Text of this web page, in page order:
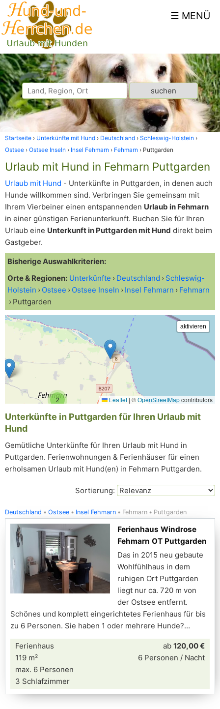
Startseite Unterkünfte mit Hund Deutschland
Schleswig-Holstein
Ostsee
Ostsee Inseln Insel Fehmarn Fehmarn Puttgarden
Urlaub mit Hund in Fehmarn Puttgarden
Urlaub mit Hund - Unterkünfte in Puttgarden, in denen auch
Hunde willkommen sind. Verbringen Sie gemeinsam mit
Ihrem Vierbeiner einen entspannenden Urlaub in Fehmarn
in einer günstigen Ferienunterkunft. Buchen Sie für Ihren
Urlaub eine Unterkunft in Puttgarden mit Hund direkt beim
Gastgeber.
Bisherige Auswahlkriterien:
Orte & Regionen: Unterkünfte Deutschland
Schleswig-
Holstein
Ostsee Ostsee Inseln Insel Fehmarn
Fehmarn
Puttgarden
2 Leaflet | ©OpenStreetMapcontributors
Unterkünfte in Puttgarden für Ihren Urlaub mit
Hund
Gemütliche Unterkünfte für Ihren Urlaub mit Hund in
Puttgarden. Ferienwohnungen & Ferienhäuser für einen
erholsamen Urlaub mit Hund(en) in Fehmarn Puttgarden.
Sortierung:
Deutschland Ostsee Insel Fehmarn Fehmarn Puttgarden
Ferienhaus Windrose
Fehmarn OT Puttgarden
Das in 2015 neu gebaute
Wohlfühlhaus in dem
ruhigen Ort Puttgarden
liegt nur ca. 720 m von
der Ostsee entfernt.
Schönes und komplett eingerichtetes Ferienhaus für bis
zu 6 Personen. Sie haben 1 oder mehrere Hunde?
Ferienhaus
119 m²
max. 6 Personen
3 Schlafzimmer
ab 120,00 €
6 Personen / Nacht